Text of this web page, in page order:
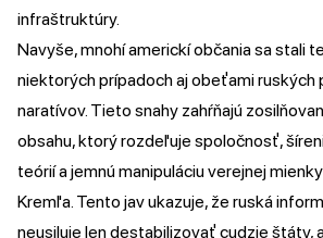
infraštruktúry.
Navyše, mnohí americkí občania sa stali
niektorých prípadoch aj obeťami
naratívov. Tieto snahy zahŕňajú
obsahu, ktorý rozdeľuje spoločnosť,
teórií a jemnú manipuláciu verejnej
Kremľa. Tento jav ukazuje, že ruská
neusiluje len destabilizovať cudzie štáty,